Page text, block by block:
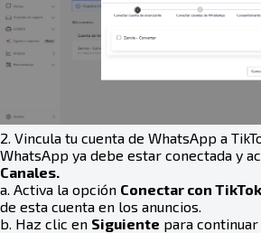
2. Vincula tu cuenta de WhatsApp a
WhatsApp ya debe estar conectada y
Canales.
a. Activa la opción Conectar con TikTok
de esta cuenta en los anuncios.
b. Haz clic en Siguiente para